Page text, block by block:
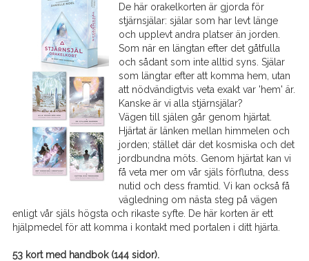
De här orakelkorten är gjorda för
stjärnsjälar: själar som har levt länge
och upplevt andra platser än jorden.
Som när en längtan efter det gåtfulla
och sådant som inte alltid syns. Själar
som längtar efter att komma hem, utan
att nödvändigtvis veta exakt var 'hem' är.
Kanske är vi alla stjärnsjälar?
Vägen till själen går genom hjärtat.
Hjärtat är länken mellan himmelen och
jorden; stället där det kosmiska och det
jordbundna möts. Genom hjärtat kan vi
få veta mer om vår själs förflutna, dess
nutid och dess framtid. Vi kan också få
vägledning om nästa steg på vägen
enligt vår själs högsta och rikaste syfte. De här korten är ett
hjälpmedel för att komma i kontakt med portalen i ditt hjärta.
53 kort med handbok (144 sidor).